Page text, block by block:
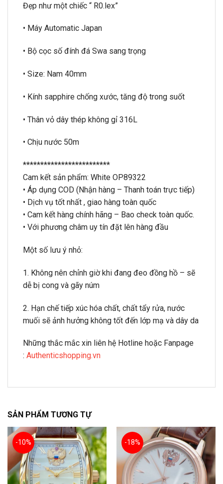
Đẹp như một chiếc “ R0.lex”
• Máy Automatic Japan
• Bộ cọc số đính đá Swa sang trọng
• Size: Nam 40mm
• Kính sapphire chống xước, tăng độ trong suốt
• Thân vỏ dây thép không gỉ 316L
• Chịu nước 50m
*************************
Cam kết sản phẩm: White OP89322
• Áp dụng COD (Nhận hàng – Thanh toán trực tiếp)
• Dịch vụ tốt nhất , giao hàng toàn quốc
• Cam kết hàng chính hãng – Bao check toàn quốc.
• Với phương châm uy tín đặt lên hàng đầu
Một số lưu ý nhỏ:
1. Không nên chỉnh giờ khi đang đeo đồng hồ – sẽ
dễ bị cong và gãy núm
2. Hạn chế tiếp xúc hóa chất, chất tẩy rửa, nước
muối sẽ ảnh hưởng không tốt đến lớp mạ và dây da
Những thắc mắc xin liên hệ Hotline hoặc Fanpage
: Authenticshopping.vn
SẢN PHẨM TƯƠNG TỰ
-10% -18%